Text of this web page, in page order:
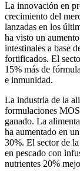
La innovación en
crecimiento del
lanzadas en los
ha visto un
intestinales a base
fortificados. El
15% más de
e inmunidad.
La industria de la
formulaciones
ganado. La
ha aumentado en
30%. El sector de
en pescado con
nutrientes 20%